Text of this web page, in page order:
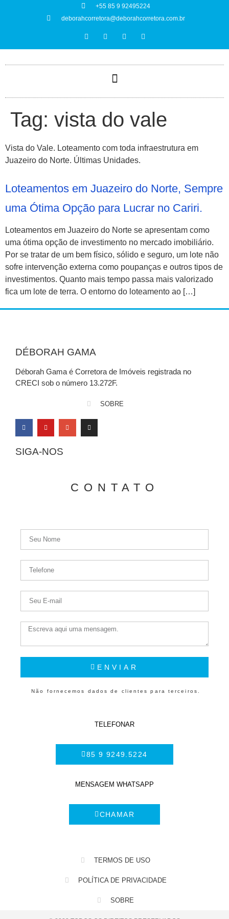
+55 85 9 92495224
deborahcorretora@deborahcorretora.com.br
Tag: vista do vale
Vista do Vale. Loteamento com toda infraestrutura em
Juazeiro do Norte. Últimas Unidades.
Loteamentos em Juazeiro do Norte, Sempre
uma Ótima Opção para Lucrar no Cariri.
Loteamentos em Juazeiro do Norte se apresentam como
uma ótima opção de investimento no mercado imobiliário.
Por se tratar de um bem físico, sólido e seguro, um lote não
sofre intervenção externa como poupanças e outros tipos de
investimentos. Quanto mais tempo passa mais valorizado
fica um lote de terra. O entorno do loteamento ao […]
DÉBORAH GAMA
Déborah Gama é Corretora de Imóveis registrada no
CRECI sob o número 13.272F.
SOBRE
SIGA-NOS
CONTATO
ENVIAR
Não fornecemos dados de clientes para terceiros.
TELEFONAR
85 9 9249.5224
MENSAGEM WHATSAPP
CHAMAR
TERMOS DE USO
POLÍTICA DE PRIVACIDADE
SOBRE